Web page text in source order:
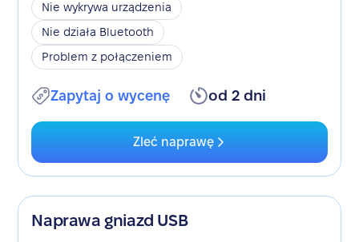
Nie wykrywa urządzenia
Nie działa Bluetooth
Problem z połączeniem
Zapytaj o wycenę od 2 dni
Zleć naprawę
Naprawa gniazd USB